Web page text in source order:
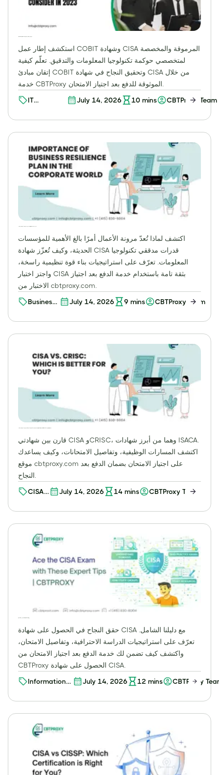
استكشف إطار عمل COBIT وشهادة CISA المرموقة والمخصصة
لمتخصصي حوكمة تكنولوجيا المعلومات والتدقيق. تعلّم كيفية
إتقان مبادئ COBIT وتحقيق النجاح في شهادة CISA من خلال
IT
July 14, 2026 10 mins CBTProxy Team
اكتشف لماذا تُعدّ مرونة الأعمال أمرًا بالغ الأهمية للمؤسسات
الحديثة، وكيف تُعزّز شهادة CISA قدرات مدققي تكنولوجيا
المعلومات. تعرّف على استراتيجيات بناء قوة تنظيمية راسخة،
واجتز اختبار CISA بثقة تامة باستخدام خدمة الدفع بعد اجتياز
الاختبار من cbtproxy.com.
Business
July 14, 2026 9 mins CBTProxy Team
قارن بين شهادتي CISA وCRISC، وهما من أبرز شهادات ISACA.
اكتشف المسارات الوظيفية، وتفاصيل الامتحانات، وكيف يساعدك
موقع cbtproxy.com على اجتياز الامتحان بضمان الدفع بعد
CISA
July 14, 2026 14 mins CBTProxy Team
حقق النجاح في الحصول على شهادة CISA مع دليلنا الشامل.
تعرّف على استراتيجيات الدراسة الاحترافية، وتفاصيل الامتحان،
واكتشف كيف تضمن لك خدمة الدفع بعد اجتياز الامتحان من
CBTProxy الحصول على شهادة CISA.
Information
July 14, 2026 12 mins CBTProxy